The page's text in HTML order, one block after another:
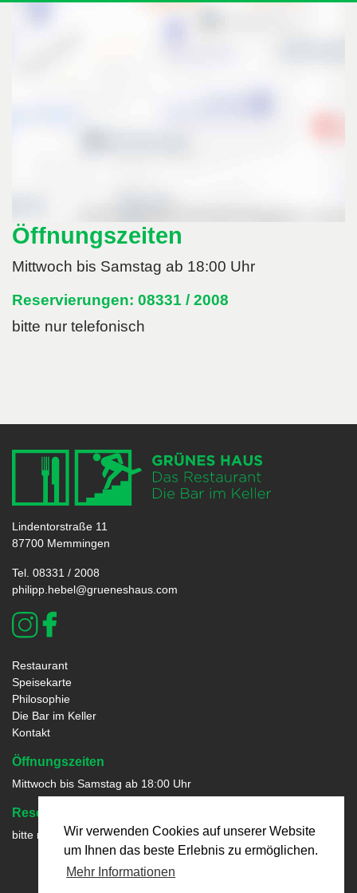
Wir verwenden Cookies auf unserer Website
um Ihnen das beste Erlebnis zu ermöglichen.
Mehr Informationen
Öffnungszeiten
Mittwoch bis Samstag ab 18:00 Uhr
Reservierungen: 08331 / 2008
bitte nur telefonisch
Lindentorstraße 11
87700 Memmingen
Tel. 08331 / 2008
philipp.hebel@grueneshaus.com
Restaurant
Speisekarte
Philosophie
Die Bar im Keller
Kontakt
Öffnungszeiten
Mittwoch bis Samstag ab 18:00 Uhr
Reservierungen:
bitte nur telefonisch